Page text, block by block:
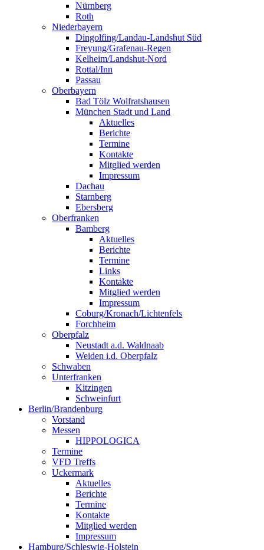
Nürnberg
Roth
Niederbayern
Dingolfing/Landau-Landshut Süd
Freyung/Grafenau-Regen
Kelheim/Landshut-Nord
Rottal/Inn
Passau
Oberbayern
Bad Tölz Wolfratshausen
München Stadt und Land
Aktuelles
Berichte
Termine
Kontakte
Mitglied werden
Impressum
Dachau
Starnberg
Ebersberg
Oberfranken
Bamberg
Aktuelles
Berichte
Termine
Links
Kontakte
Mitglied werden
Impressum
Coburg/Kronach/Lichtenfels
Forchheim
Oberpfalz
Neustadt a.d. Waldnaab
Weiden i.d. Oberpfalz
Schwaben
Unterfranken
Kitzingen
Schweinfurt
Berlin/Brandenburg
Vorstand
Messen
HIPPOLOGICA
Termine
VFD Treffs
Uckermark
Aktuelles
Berichte
Termine
Kontakte
Mitglied werden
Impressum
Hamburg/Schleswig-Holstein